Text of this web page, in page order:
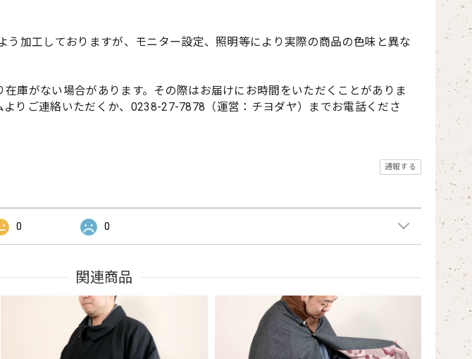
加工しておりますが、モニター設定、照明等により実際の商品の色味と異な
庫がない場合があります。その際はお届けにお時間をいただくことがありま
りご連絡いただくか、0238-27-7878（運営：チヨダヤ）までお電話くださ
通報する
0 0
関連商品